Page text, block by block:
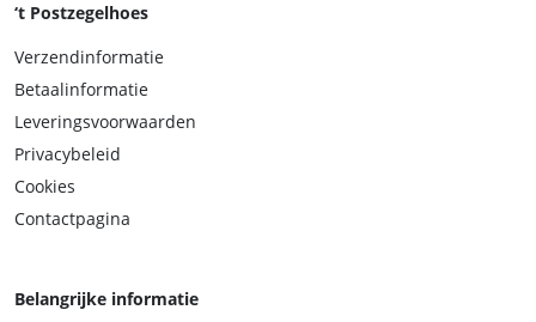
‘t Postzegelhoes
Verzendinformatie
Betaalinformatie
Leveringsvoorwaarden
Privacybeleid
Cookies
Contactpagina
Belangrijke informatie